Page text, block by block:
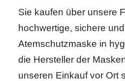
Sie kaufen über unsere
hochwertige, sichere
Atemschutzmaske in
die Hersteller der
unseren Einkauf vor Ort